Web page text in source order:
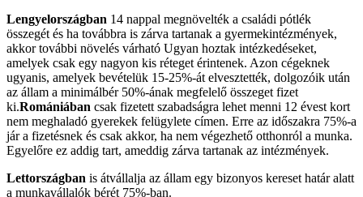
Lengyelországban 14 nappal megnövelték a családi pótlék
összegét és ha továbbra is zárva tartanak a gyermekintézmények,
akkor további növelés várható Ugyan hoztak intézkedéseket,
amelyek csak egy nagyon kis réteget érintenek. Azon cégeknek
ugyanis, amelyek bevételük 15-25%-át elvesztették, dolgozóik után
az állam a minimálbér 50%-ának megfelelő összeget fizet
ki.Romániában csak fizetett szabadságra lehet menni 12 évest kort
nem meghaladó gyerekek felügylete címen. Erre az időszakra 75%-a
jár a fizetésnek és csak akkor, ha nem végezhető otthonról a munka.
Egyelőre ez addig tart, ameddig zárva tartanak az intézmények.
Lettországban is átvállalja az állam egy bizonyos kereset határ alatt
a munkavállalók bérét 75%-ban.